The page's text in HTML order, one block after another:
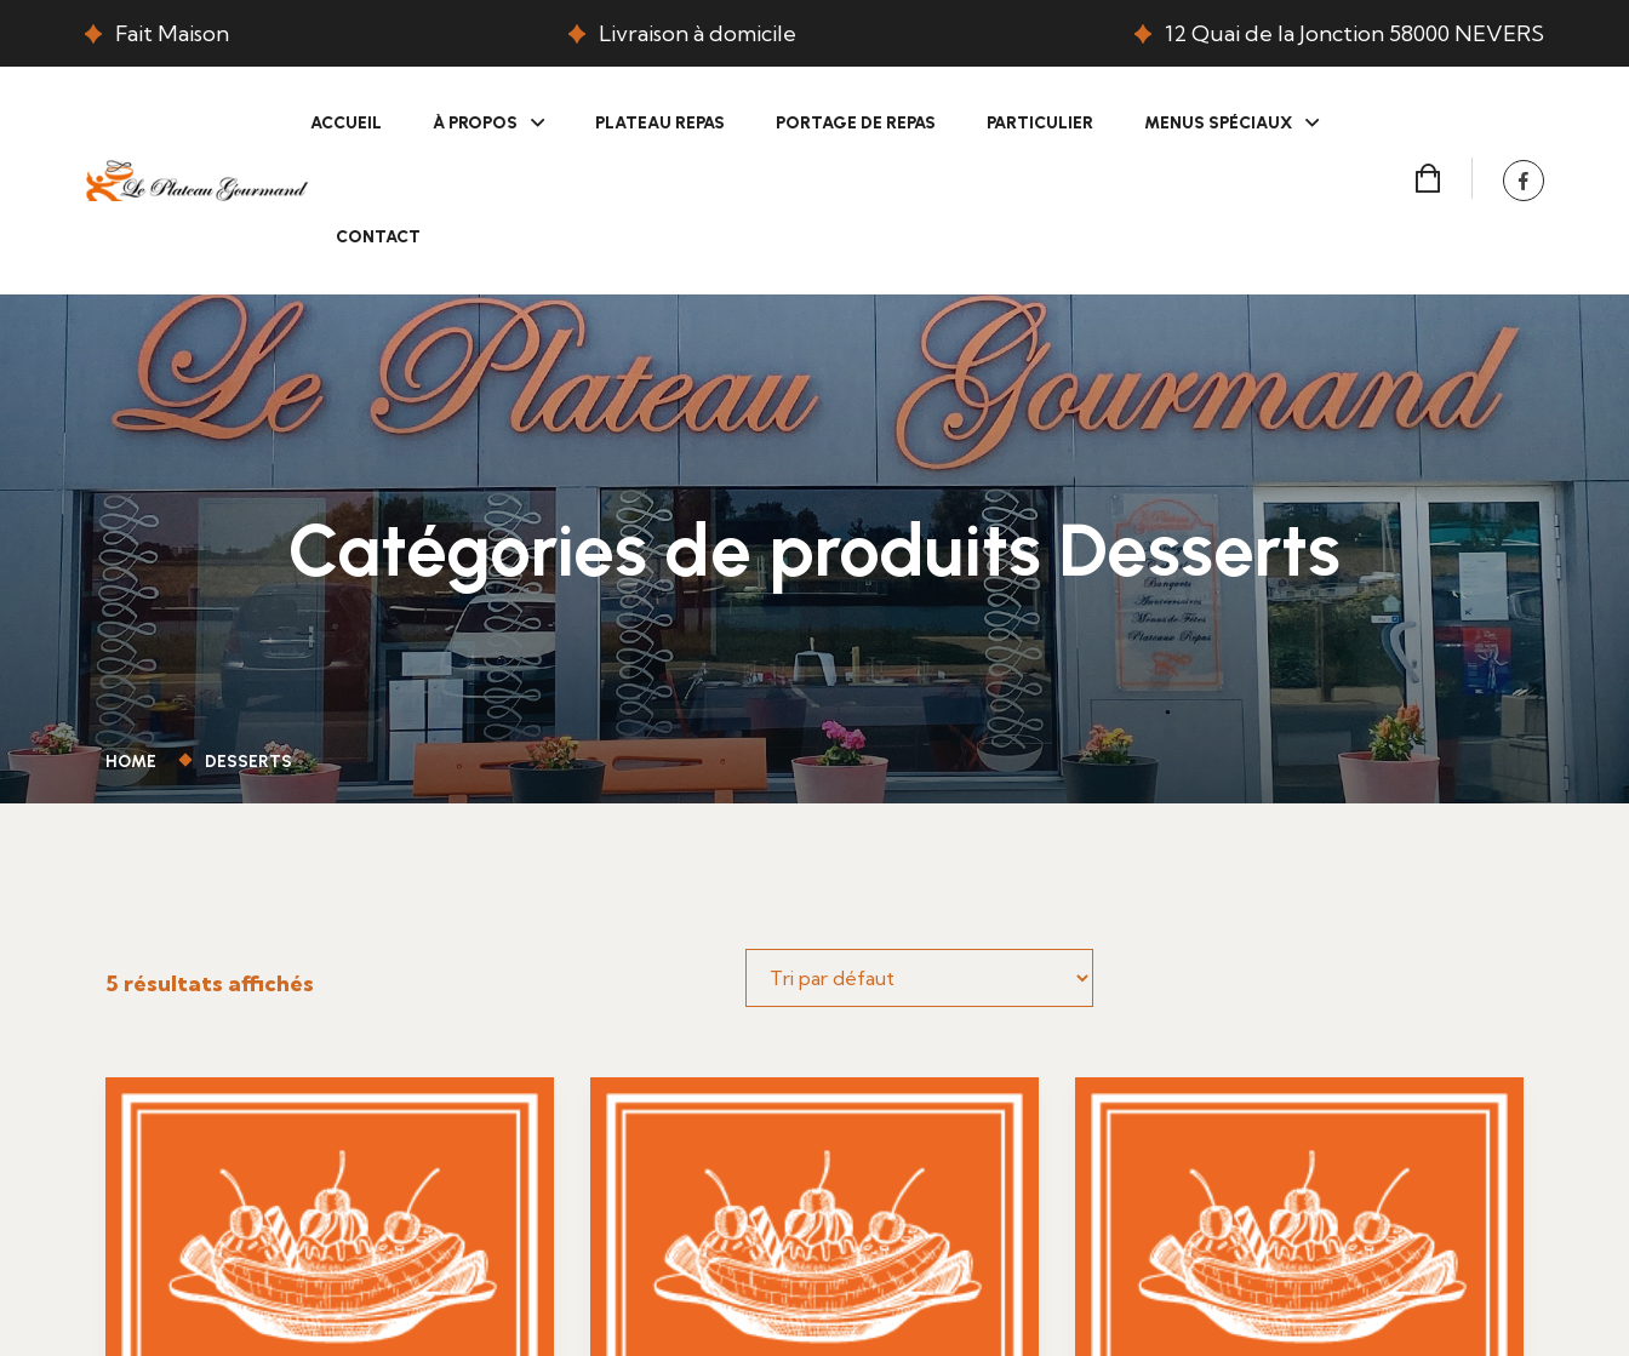
Fait Maison Livraison à domicile 12 Quai de la Jonction 58000 NEVERS
ACCUEIL À PROPOS PLATEAU REPAS PORTAGE DE REPAS PARTICULIER MENUS SPÉCIAUX
CONTACT
Catégories de produits Desserts
HOME DESSERTS
5 résultats affichés